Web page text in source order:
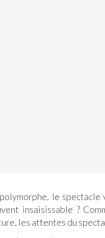
le
insaisissable ?
les attentes du